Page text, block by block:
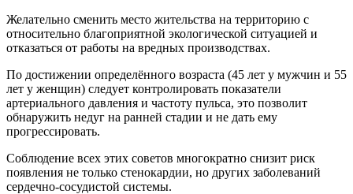
Желательно сменить место жительства на территорию с
относительно благоприятной экологической ситуацией и
отказаться от работы на вредных производствах.
По достижении определённого возраста (45 лет у мужчин и 55
лет у женщин) следует контролировать показатели
артериального давления и частоту пульса, это позволит
обнаружить недуг на ранней стадии и не дать ему
прогрессировать.
Соблюдение всех этих советов многократно снизит риск
появления не только стенокардии, но других заболеваний
сердечно-сосудистой системы.